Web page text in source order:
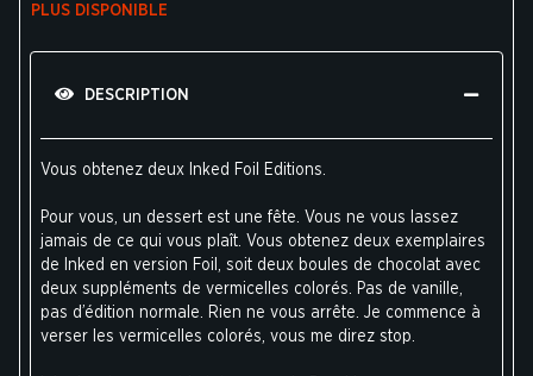
PLUS DISPONIBLE
DESCRIPTION
Vous obtenez deux Inked Foil Editions.
Pour vous, un dessert est une fête. Vous ne vous lassez
jamais de ce qui vous plaît. Vous obtenez deux exemplaires
de Inked en version Foil, soit deux boules de chocolat avec
deux suppléments de vermicelles colorés. Pas de vanille,
pas d’édition normale. Rien ne vous arrête. Je commence à
verser les vermicelles colorés, vous me direz stop.